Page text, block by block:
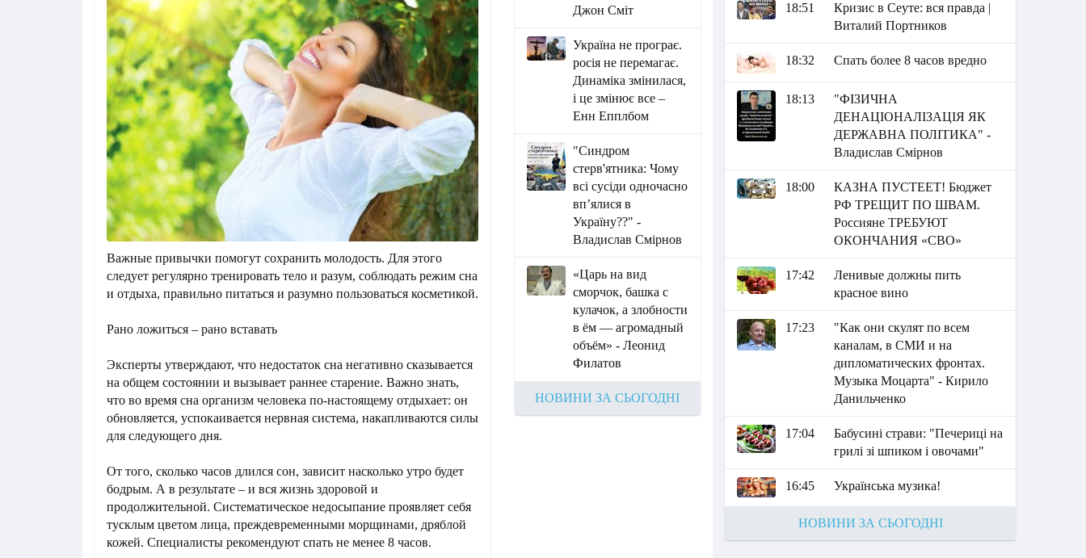
Важные привычки помогут сохранить молодость. Для этого
следует регулярно тренировать тело и разум, соблюдать режим сна
и отдыха, правильно питаться и разумно пользоваться косметикой.
Рано ложиться – рано вставать
Эксперты утверждают, что недостаток сна негативно сказывается
на общем состоянии и вызывает раннее старение. Важно знать,
что во время сна организм человека по-настоящему отдыхает: он
обновляется, успокаивается нервная система, накапливаются силы
для следующего дня.
От того, сколько часов длился сон, зависит насколько утро будет
бодрым. А в результате – и вся жизнь здоровой и
продолжительной. Систематическое недосыпание проявляет себя
тусклым цветом лица, преждевременными морщинами, дряблой
кожей. Специалисты рекомендуют спать не менее 8 часов.
Джон Сміт
Україна не програє.
росія не перемагає.
Динаміка змінилася,
і це змінює все –
Енн Епплбом
"Синдром
стерв'ятника: Чому
всі сусіди одночасно
вп’ялися в
Україну??" -
Владислав Смірнов
«Царь на вид
сморчок, башка с
кулачок, а злобности
в ём — агромадный
объём» - Леонид
Филатов
НОВИНИ ЗА СЬОГОДНІ
18:51
Кризис в Сеуте: вся правда |
Виталий Портников
18:32 Спать более 8 часов вредно
18:13
"ФІЗИЧНА
ДЕНАЦІОНАЛІЗАЦІЯ ЯК
ДЕРЖАВНА ПОЛІТИКА" -
Владислав Смірнов
18:00
КАЗНА ПУСТЕЕТ! Бюджет
РФ ТРЕЩИТ ПО ШВАМ.
Россияне ТРЕБУЮТ
ОКОНЧАНИЯ «СВО»
17:42
Ленивые должны пить
красное вино
17:23
"Как они скулят по всем
каналам, в СМИ и на
дипломатических фронтах.
Музыка Моцарта" - Кирило
Данильченко
17:04
Бабусині страви: "Печериці на
грилі зі шпиком і овочами"
16:45 Українська музика!
НОВИНИ ЗА СЬОГОДНІ